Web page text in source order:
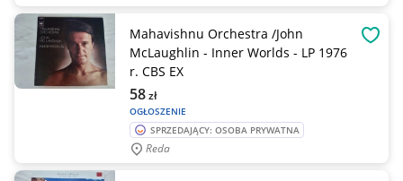
Mahavishnu Orchestra /John
McLaughlin - Inner Worlds - LP 1976
r. CBS EX
OGŁOSZENIE
58zł
SPRZEDAJĄCY: OSOBA PRYWATNA
Reda